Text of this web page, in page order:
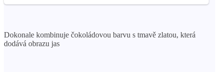
Dokonale kombinuje čokoládovou barvu s tmavě zlatou, která
dodává obrazu jas